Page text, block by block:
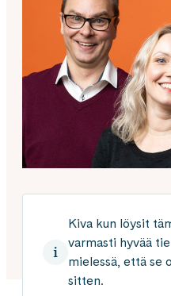
Kiva kun löysit
varmasti hyvää
mielessä, että se
sitten.